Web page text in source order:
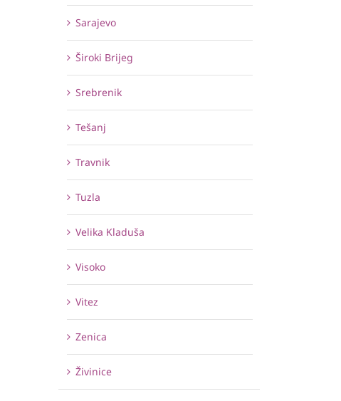
Sarajevo
Široki Brijeg
Srebrenik
Tešanj
Travnik
Tuzla
Velika Kladuša
Visoko
Vitez
Zenica
Živinice